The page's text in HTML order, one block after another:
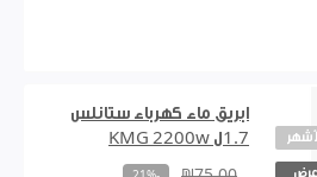
عرض
ابريق ماء كهرباء ستانلس
1.7ل KMG 2200w